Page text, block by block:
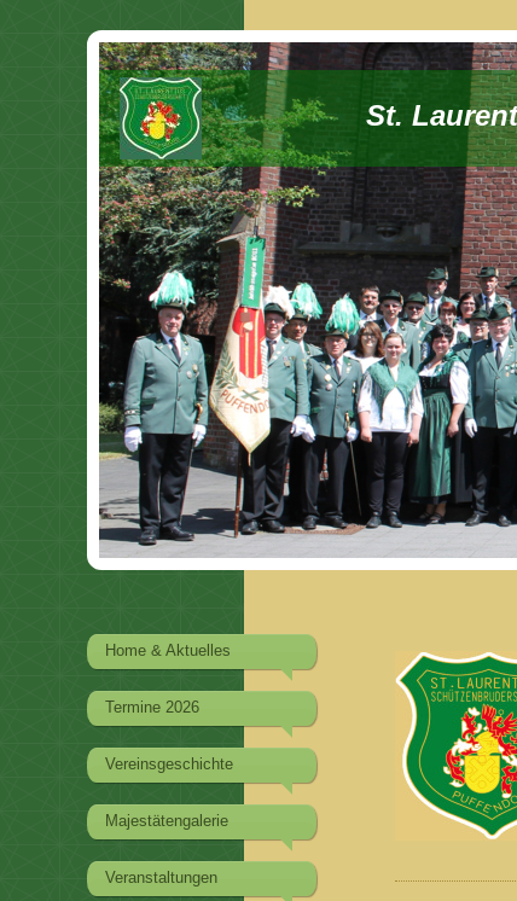
St.
Home & Aktuelles
Termine 2026
Vereinsgeschichte
Majestätengalerie
Veranstaltungen